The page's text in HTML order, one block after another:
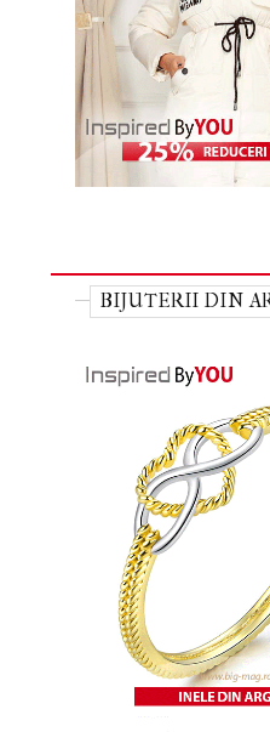
BIJUTERII DIN